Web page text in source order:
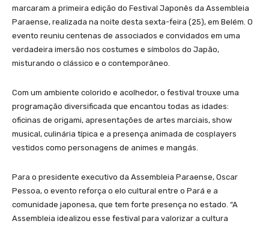
marcaram a primeira edição do Festival Japonês da Assembleia
Paraense, realizada na noite desta sexta-feira (25), em Belém. O
evento reuniu centenas de associados e convidados em uma
verdadeira imersão nos costumes e símbolos do Japão,
misturando o clássico e o contemporâneo.
Com um ambiente colorido e acolhedor, o festival trouxe uma
programação diversificada que encantou todas as idades:
oficinas de origami, apresentações de artes marciais, show
musical, culinária típica e a presença animada de cosplayers
vestidos como personagens de animes e mangás.
Para o presidente executivo da Assembleia Paraense, Oscar
Pessoa, o evento reforça o elo cultural entre o Pará e a
comunidade japonesa, que tem forte presença no estado. “A
Assembleia idealizou esse festival para valorizar a cultura